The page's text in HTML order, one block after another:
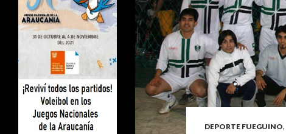
DEPORTE FUEGUINO,